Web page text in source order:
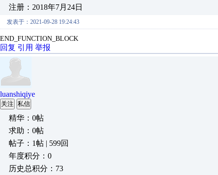
注册：2018年7月24日
发表于：2021-09-28 19:24:43
END_FUNCTION_BLOCK
回复 引用 举报
luanshiqiye
关注 私信
精华：0帖
求助：0帖
帖子：1帖 | 599回
年度积分：0
历史总积分：73